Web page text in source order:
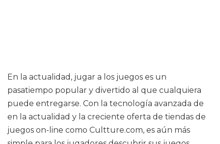
En la actualidad, jugar a los juegos es un
pasatiempo popular y divertido al que cualquiera
puede entregarse. Con la tecnología avanzada de
en la actualidad y la creciente oferta de tiendas de
juegos on-line como Cultture.com, es aún más